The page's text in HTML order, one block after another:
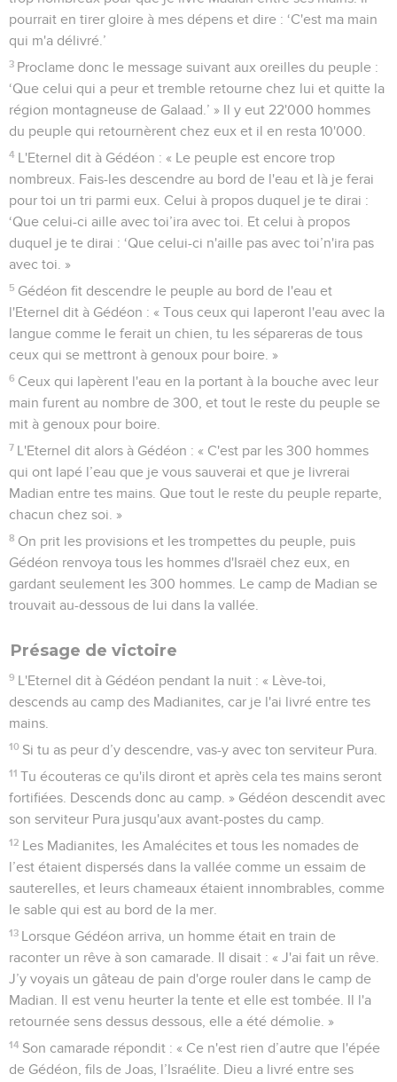
pourrait en tirer gloire à mes dépens et dire : ‘C'est ma main
qui m'a délivré.’
3 Proclame donc le message suivant aux oreilles du peuple :
‘Que celui qui a peur et tremble retourne chez lui et quitte la
région montagneuse de Galaad.’ » Il y eut 22'000 hommes
du peuple qui retournèrent chez eux et il en resta 10'000.
4 L'Eternel dit à Gédéon : « Le peuple est encore trop
nombreux. Fais-les descendre au bord de l'eau et là je ferai
pour toi un tri parmi eux. Celui à propos duquel je te dirai :
‘Que celui-ci aille avec toi’ira avec toi. Et celui à propos
duquel je te dirai : ‘Que celui-ci n'aille pas avec toi’n'ira pas
avec toi. »
5 Gédéon fit descendre le peuple au bord de l'eau et
l'Eternel dit à Gédéon : « Tous ceux qui laperont l'eau avec la
langue comme le ferait un chien, tu les sépareras de tous
ceux qui se mettront à genoux pour boire. »
6 Ceux qui lapèrent l'eau en la portant à la bouche avec leur
main furent au nombre de 300, et tout le reste du peuple se
mit à genoux pour boire.
7 L'Eternel dit alors à Gédéon : « C'est par les 300 hommes
qui ont lapé l’eau que je vous sauverai et que je livrerai
Madian entre tes mains. Que tout le reste du peuple reparte,
chacun chez soi. »
8 On prit les provisions et les trompettes du peuple, puis
Gédéon renvoya tous les hommes d'Israël chez eux, en
gardant seulement les 300 hommes. Le camp de Madian se
trouvait au-dessous de lui dans la vallée.
Présage de victoire
9 L'Eternel dit à Gédéon pendant la nuit : « Lève-toi,
descends au camp des Madianites, car je l'ai livré entre tes
mains.
10 Si tu as peur d’y descendre, vas-y avec ton serviteur Pura.
11 Tu écouteras ce qu'ils diront et après cela tes mains seront
fortifiées. Descends donc au camp. » Gédéon descendit avec
son serviteur Pura jusqu'aux avant-postes du camp.
12 Les Madianites, les Amalécites et tous les nomades de
l’est étaient dispersés dans la vallée comme un essaim de
sauterelles, et leurs chameaux étaient innombrables, comme
le sable qui est au bord de la mer.
13 Lorsque Gédéon arriva, un homme était en train de
raconter un rêve à son camarade. Il disait : « J'ai fait un rêve.
J’y voyais un gâteau de pain d'orge rouler dans le camp de
Madian. Il est venu heurter la tente et elle est tombée. Il l'a
retournée sens dessus dessous, elle a été démolie. »
14 Son camarade répondit : « Ce n'est rien d’autre que l'épée
de Gédéon, fils de Joas, l’Israélite. Dieu a livré entre ses